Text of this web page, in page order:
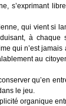
s’exprimant
qui vient si
à chaque
qui n’est jamais
au
qu’en
le jeu.
organique